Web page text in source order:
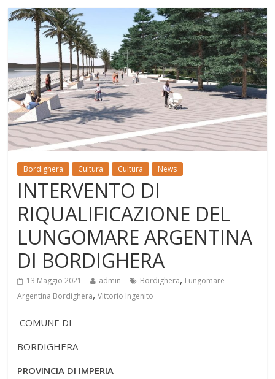
Bordighera Cultura Cultura News
INTERVENTO DI
RIQUALIFICAZIONE DEL
LUNGOMARE ARGENTINA
DI BORDIGHERA
13 Maggio 2021 admin Bordighera, Lungomare
Argentina Bordighera,Vittorio Ingenito
COMUNE DI
BORDIGHERA
PROVINCIA DI IMPERIA